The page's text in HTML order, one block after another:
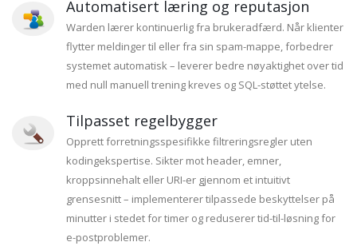
Automatisert læring og reputasjon
Warden lærer kontinuerlig fra brukeradfærd. Når klienter
flytter meldinger til eller fra sin spam-mappe, forbedrer
systemet automatisk – leverer bedre nøyaktighet over tid
med null manuell trening kreves og SQL-støttet ytelse.
Tilpasset regelbygger
Opprett forretningsspesifikke filtreringsregler uten
kodingekspertise. Sikter mot header, emner,
kroppsinnehalt eller URI-er gjennom et intuitivt
grensesnitt – implementerer tilpassede beskyttelser på
minutter i stedet for timer og reduserer tid-til-løsning for
e-postproblemer.